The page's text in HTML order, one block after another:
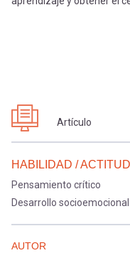
Artículo
HABILIDAD /
Pensamiento crítico
Desarrollo socioemocional
AUTOR